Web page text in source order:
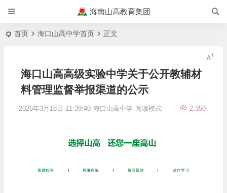
海南山高教育集团
首页 海口山高中学首页 正文
海口山高高级实验中学关于公开教辅材
料管理监督举报渠道的公示
2026年3月18日 11:39:40 海口山高中学 2,350
阅读模式